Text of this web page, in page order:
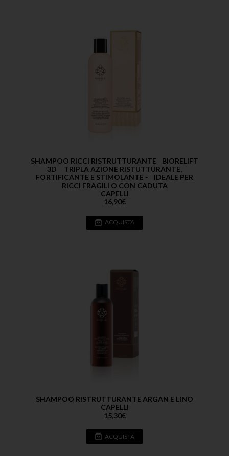
SHAMPOO RICCI RISTRUTTURANTE BIORELIFT
3D TRIPLA AZIONE RISTUTTURANTE,
FORTIFICANTE E STIMOLANTE - IDEALE PER
RICCI FRAGILI O CON CADUTA
CAPELLI
16,90€
ACQUISTA
SHAMPOO RISTRUTTURANTE ARGAN E LINO
CAPELLI
15,30€
ACQUISTA